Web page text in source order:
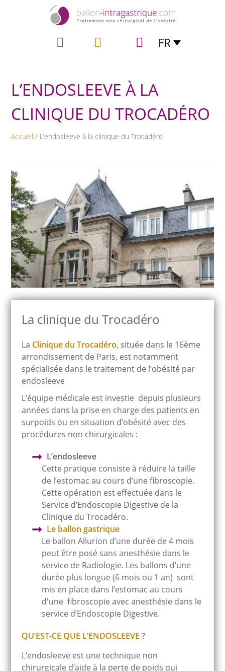
FR
L’ENDOSLEEVE À LA
CLINIQUE DU TROCADÉRO
Accueil / L’endosleeve à la clinique du Trocadéro
La clinique du Trocadéro
La Clinique du Trocadéro, située dans le 16ème
arrondissement de Paris, est notamment
spécialisée dans le traitement de l’obésité par
endosleeve
L’équipe médicale est investie depuis plusieurs
années dans la prise en charge des patients en
surpoids ou en situation d’obésité avec des
procédures non chirurgicales :
L’endosleeve
Cette pratique consiste à réduire la taille
de l’estomac au cours d’une fibroscopie.
Cette opération est effectuée dans le
Service d’Endoscopie Digestive de la
Clinique du Trocadéro.
Le ballon gastrique
Le ballon Allurion d’une durée de 4 mois
peut être posé sans anesthésie dans le
service de Radiologie. Les ballons d’une
durée plus longue (6 mois ou 1 an) sont
mis en place dans l’estomac au cours
d'une fibroscopie avec anesthésie dans le
service d’Endoscopie Digestive.
QU’EST-CE QUE L’ENDOSLEEVE ?
L’endosleeve est une technique non
chirurgicale d’aide à la perte de poids qui